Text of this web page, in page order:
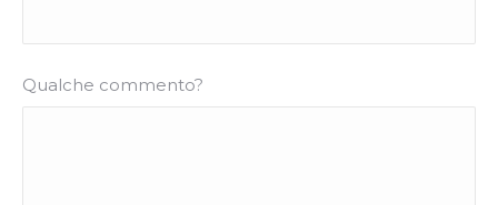
Qualche commento?